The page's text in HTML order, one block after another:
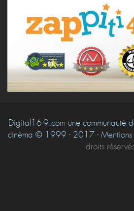
Digital16-9.com une communauté
cinéma © 1999 - 2017 - Mentions
droits